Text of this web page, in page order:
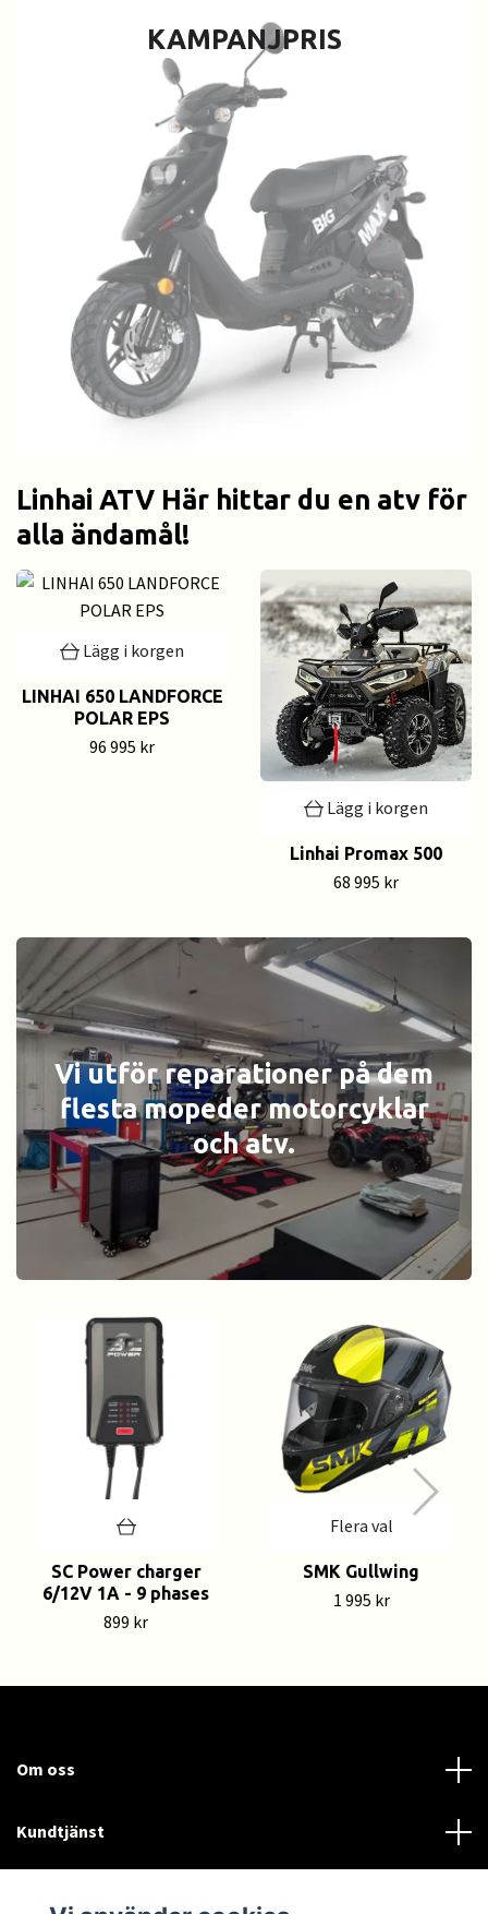
KAMPANJPRIS
Linhai ATV Här hittar du en atv för
alla ändamål!
Lägg i korgen
LINHAI 650 LANDFORCE
POLAR EPS
96 995 kr
Lägg i korgen
Linhai Promax 500
68 995 kr
Vi utför reparationer på dem
flesta mopeder motorcyklar
och atv.
SC Power charger
6/12V 1A - 9 phases
899 kr
Flera val
SMK Gullwing
1 995 kr
Om oss
Kundtjänst